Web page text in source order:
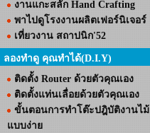
งานแกะสลัก Hand Crafting
พาไปดูโรงงานผลิตเฟอร์นิเจอร์
เที่ยวงาน สถาปนิก'52
ลองทำดู คุณทำได้(D.I.Y)
ติดตั้ง Router ด้วยตัวคุณเอง
ติดตั้งแท่นเลื่อยด้วยตัวคุณเอง
ขั้นตอนการทำโต๊ะปฎิบัติงานไม้
แบบง่าย